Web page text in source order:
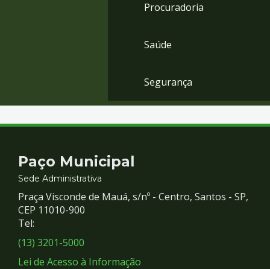
Procuradoria
Saúde
Segurança
Contato
e
Redes
Sociais
Paço Municipal
Sede Administrativa
Praça Visconde de Mauá, s/nº - Centro, Santos - SP,
CEP 11010-900
Tel:
(13) 3201-5000
Lei de Acesso à Informação